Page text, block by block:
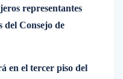
representantes
del Consejo de
en el tercer piso del